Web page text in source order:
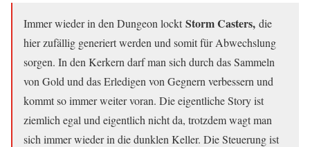
Immer wieder in den Dungeon lockt Storm Casters, die
hier zufällig generiert werden und somit für Abwechslung
sorgen. In den Kerkern darf man sich durch das Sammeln
von Gold und das Erledigen von Gegnern verbessern und
kommt so immer weiter voran. Die eigentliche Story ist
ziemlich egal und eigentlich nicht da, trotzdem wagt man
sich immer wieder in die dunklen Keller. Die Steuerung ist